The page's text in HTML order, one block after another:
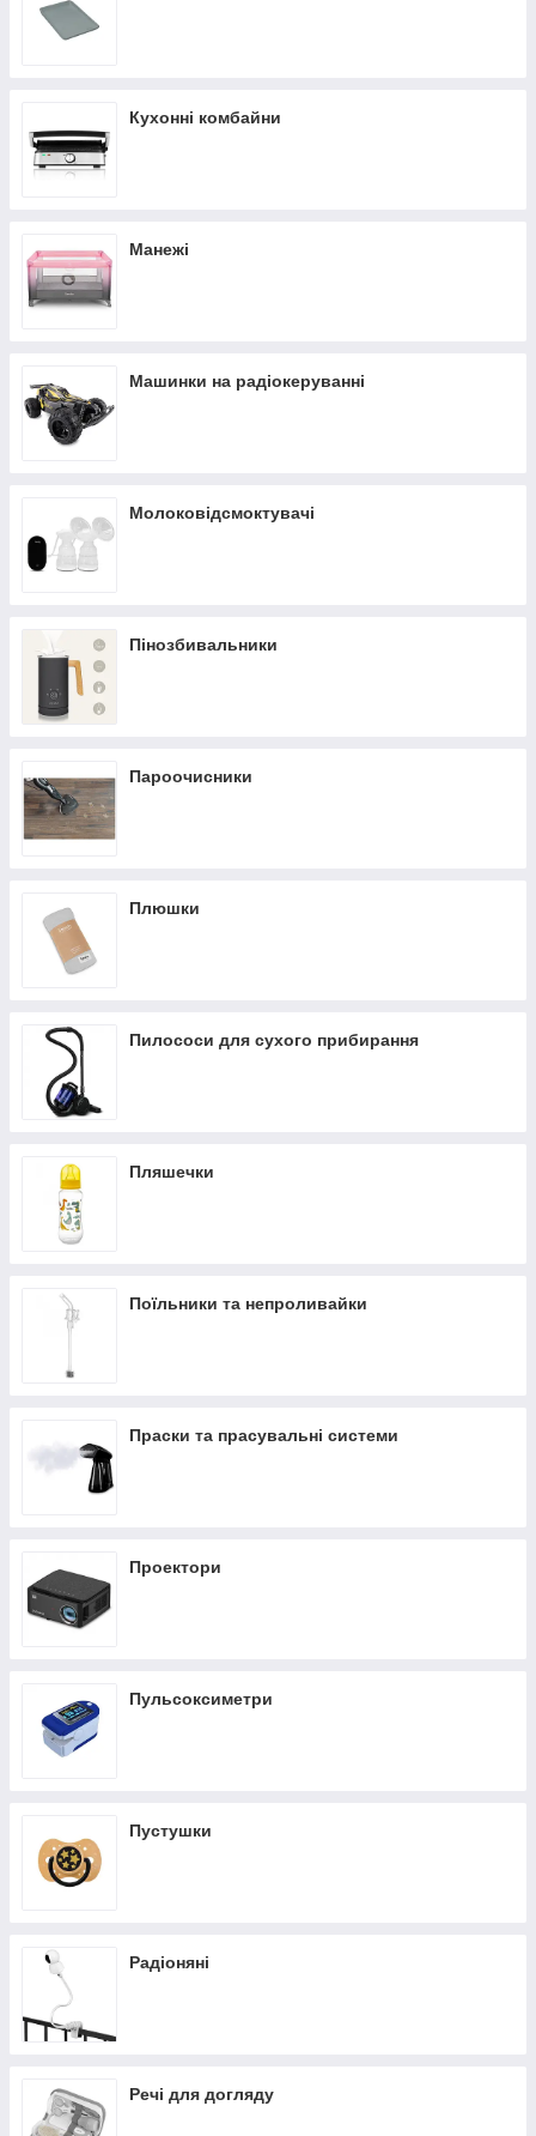
Кухонні комбайни
Манежі
Машинки на радіокеруванні
Молоковідсмоктувачі
Пінозбивальники
Пароочисники
Плюшки
Пилососи для сухого прибирання
Пляшечки
Поїльники та непроливайки
Праски та прасувальні системи
Проектори
Пульсоксиметри
Пустушки
Радіоняні
Речі для догляду